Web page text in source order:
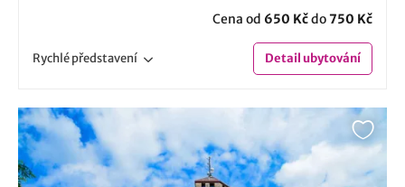
Cena od 650 Kčdo750 Kč
Rychlépředstavení Detailubytování